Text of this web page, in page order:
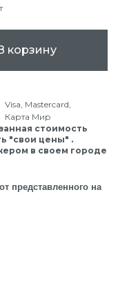
корзину
Visa, Mastercard,
Карта Мир
стоимость
"свои цены" .
в своем городе
представленного на